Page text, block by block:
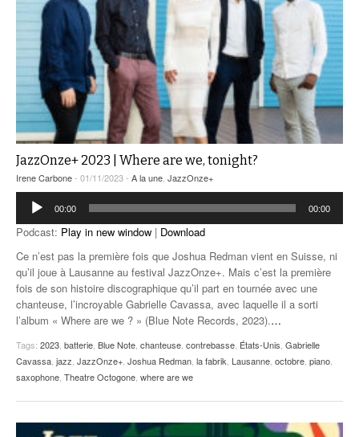
JazzOnze+ 2023 | Where are we, tonight?
Irene Carbone- 01/11/2023 - A la une JazzOnze+
Lecteur
audio
00:00 00:00
Podcast: Play in new window | Download
Ce n’est pas la première fois que Joshua Redman vient en Suisse, ni
qu’il joue à Lausanne au festival JazzOnze+. Mais c’est la première
fois de son histoire discographique qu’il part en tournée avec une
chanteuse, l’incroyable Gabrielle Cavassa, avec laquelle il a sorti
l’album « Where are we ? » (Blue Note Records, 2023).…
Tags: 2023 batterie Blue Note chanteuse contrebasse États-Unis Gabrielle
Cavassa jazz JazzOnze+ Joshua Redman la fabrik Lausanne octobre piano
saxophone Theatre Octogone where are we